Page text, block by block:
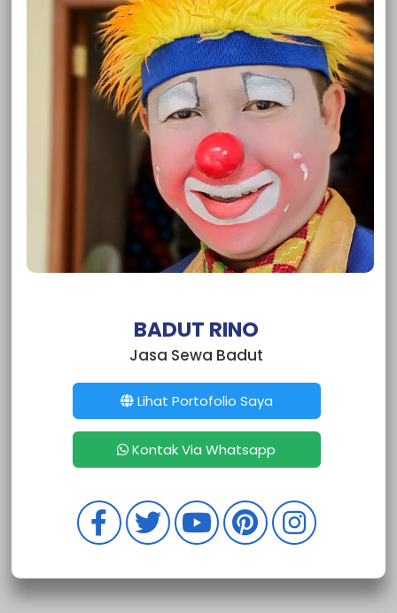
Sewa Badut Bintara
Sewa Badut Sumur Batu Bantar Gebang
Sewa Badut Cikiwul
Sewa Badut Ciketing Udik
Sewa Badut Pulo Gadung
Sewa Badut Pasar Rebo
Sewa Badut Matraman
Sewa Badut Makasar
Sewa Badut Kramat Jati
Sewa Badut Jatinegara
Sewa Badut Duren Sawit
Sewa Badut Ciracas
Sewa Badut Cipayung
Sewa Badut Setia Budi
Sewa Badut Pesanggrahan
Sewa Badut Pasar Minggu
Sewa Badut Pancoran
Sewa Badut Mampang Prapatan
Sewa Badut Kebayoran Lama
Sewa Badut Kebayoran Baru
Sewa Badut Jagakarsa
Sewa Badut Tambora
Sewa Badut Taman Sari
Sewa Badut Palmerah
Sewa Badut Kebon Jeruk
Sewa Badut Kalideres
BADUT RINO
Jasa Sewa Badut
Lihat Portofolio Saya
Kontak Via Whatsapp